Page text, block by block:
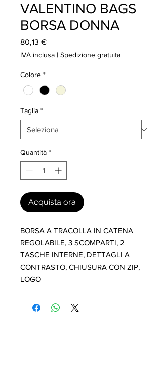
VALENTINO BAGS
BORSA DONNA
80,13 €Prezzo
IVA inclusa | Spedizione gratuita
Colore *
Taglia *
Quantità *
Acquista ora
BORSA A TRACOLLA IN CATENA
REGOLABILE, 3 SCOMPARTI, 2
TASCHE INTERNE, DETTAGLI A
CONTRASTO, CHIUSURA CON ZIP,
LOGO